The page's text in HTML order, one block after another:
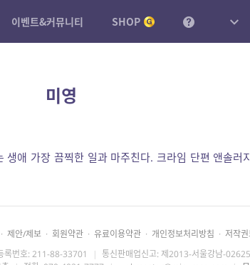
이벤트&커뮤니티 SHOP
미영
생애 가장 끔찍한 일과 마주친다. 크라임 단편 앤솔러
· 제안/제보 · 회원약관 · 유료이용약관 · 개인정보처리방침 · 저작
록번호: 211-88-33701 | 통신판매업신고: 제2013-서울강남-